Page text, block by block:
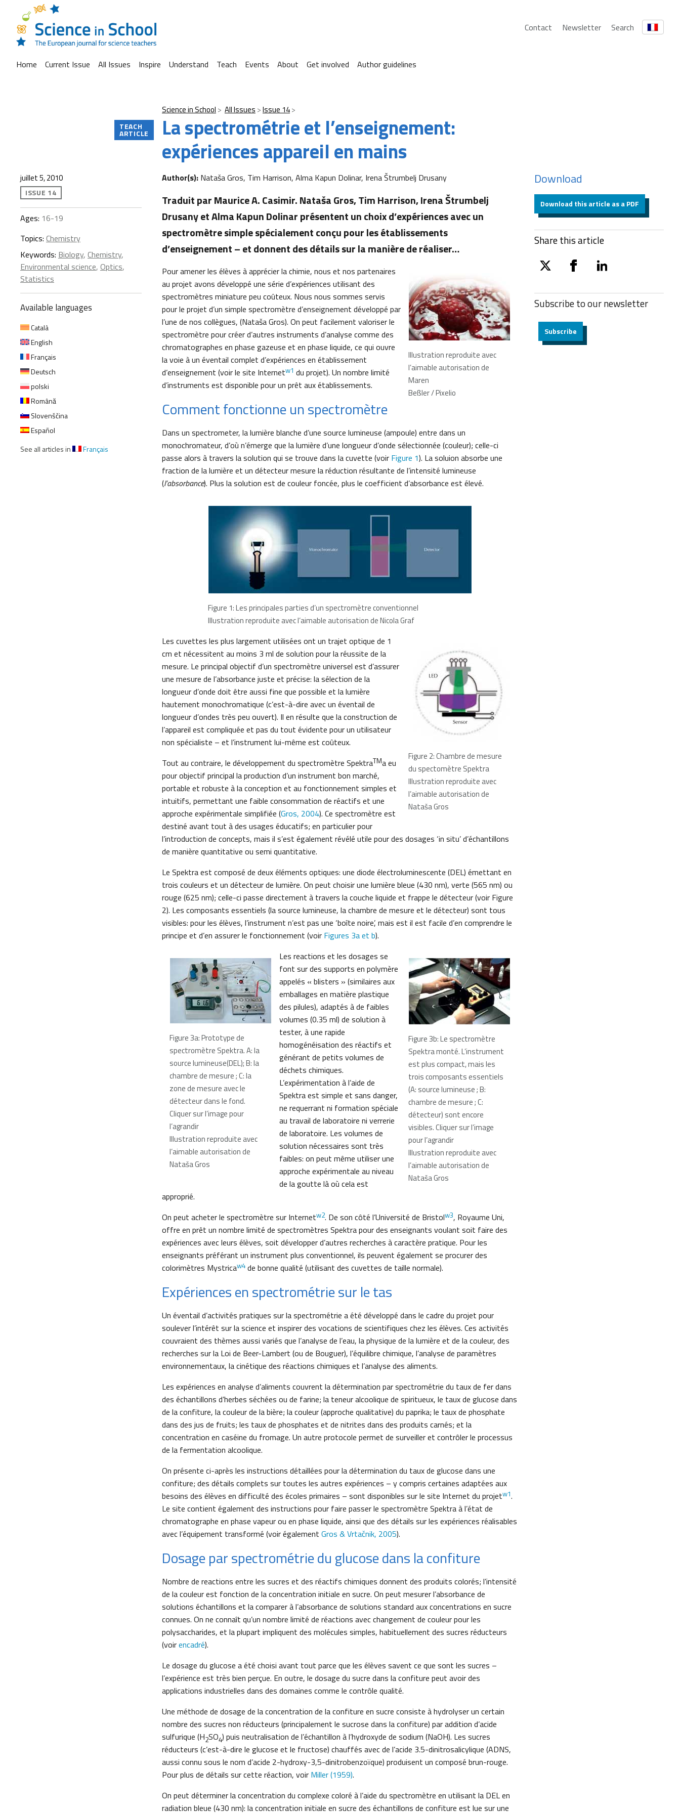
Contact Newsletter Search
Home Current Issue All Issues Inspire Understand Teach Events About Get involved Author guidelines
Science in School All Issues Issue 14
La spectrométrie et l’enseignement:
expériences appareil en mains
TEACH
ARTICLE
juillet 5, 2010
ISSUE 14
Ages: 16-19
Topics: Chemistry
Keywords: Biology, Chemistry,
Environmental science, Optics,
Statistics
Available languages
Català
English
Français
Deutsch
polski
Română
Slovenščina
Español
See all articles in
Français
Author(s): Nataša Gros, Tim Harrison, Alma Kapun Dolinar, Irena Štrumbelj Drusany
Traduit par Maurice A. Casimir. Nataša Gros, Tim Harrison, Irena Štrumbelj
Drusany et Alma Kapun Dolinar présentent un choix d’expériences avec un
spectromètre simple spécialement conçu pour les établissements
d’enseignement – et donnent des détails sur la manière de réaliser…
Illustration reproduite avec
l’aimable autorisation de
Maren
Beßler / Pixelio
Pour amener les élèves à apprécier la chimie, nous et nos partenaires
au projet avons développé une série d’expériences utilisant des
spectromètres miniature peu coûteux. Nous nous sommes servis
pour le projet d’un simple spectromètre d’enseignement développé par
l’une de nos collègues, (Nataša Gros). On peut facilement valoriser le
spectromètre pour créer d’autres instruments d’analyse comme des
chromatographes en phase gazeuse et en phase liquide, ce qui ouvre
la voie à un éventail complet d’expériences en établissement
d’enseignement (voir le site Internetw1 du projet). Un nombre limité
d’instruments est disponible pour un prêt aux établissements.
Comment fonctionne un spectromètre
Dans un spectrometer, la lumière blanche d’une source lumineuse (ampoule) entre dans un
monochromateur, d’où n’émerge que la lumière d’une longueur d’onde sélectionnée (couleur); celle-ci
passe alors à travers la solution qui se trouve dans la cuvette (voir Figure 1). La soluion absorbe une
fraction de la lumière et un détecteur mesure la réduction résultante de l’intensité lumineuse
(l’absorbance). Plus la solution est de couleur foncée, plus le coefficient d’absorbance est élevé.
Figure 1: Les principales parties d’un spectromètre conventionnel
Illustration reproduite avec l’aimable autorisation de Nicola Graf
Figure 2: Chambre de mesure
du spectomètre Spektra
Illustration reproduite avec
l’aimable autorisation de
Nataša Gros
Les cuvettes les plus largement utilisées ont un trajet optique de 1
cm et nécessitent au moins 3 ml de solution pour la réussite de la
mesure. Le principal objectif d’un spectromètre universel est d’assurer
une mesure de l’absorbance juste et précise: la sélection de la
longueur d’onde doit être aussi fine que possible et la lumière
hautement monochromatique (c’est-à-dire avec un éventail de
longueur d’ondes très peu ouvert). Il en résulte que la construction de
l’appareil est compliquée et pas du tout évidente pour un utilisateur
non spécialiste – et l’instrument lui-même est coûteux.
Tout au contraire, le développement du spectromètre SpektraTMa eu
pour objectif principal la production d’un instrument bon marché,
portable et robuste à la conception et au fonctionnement simples et
intuitifs, permettant une faible consommation de réactifs et une
approche expérimentale simplifiée (Gros, 2004). Ce spectromètre est
destiné avant tout à des usages éducatifs; en particulier pour
l’introduction de concepts, mais il s’est également révélé utile pour des dosages ‘in situ’ d’échantillons
de manière quantitative ou semi quantitative.
Le Spektra est composé de deux éléments optiques: une diode électroluminescente (DEL) émettant en
trois couleurs et un détecteur de lumière. On peut choisir une lumière bleue (430 nm), verte (565 nm) ou
rouge (625 nm); celle-ci passe directement à travers la couche liquide et frappe le détecteur (voir Figure
2). Les composants essentiels (la source lumineuse, la chambre de mesure et le détecteur) sont tous
visibles: pour les élèves, l’instrument n’est pas une ‘boîte noire’, mais est il est facile d’en comprendre le
principe et d’en assurer le fonctionnement (voir Figures 3a et b).
Figure 3a: Prototype de
spectromètre Spektra. A: la
source lumineuse(DEL); B: la
chambre de mesure ; C: la
zone de mesure avec le
détecteur dans le fond.
Cliquer sur l’image pour
l’agrandir
Illustration reproduite avec
l’aimable autorisation de
Nataša Gros
Figure 3b: Le spectromètre
Spektra monté. L’instrument
est plus compact, mais les
trois composants essentiels
(A: source lumineuse ; B:
chambre de mesure ; C:
détecteur) sont encore
visibles. Cliquer sur l’image
pour l’agrandir
Illustration reproduite avec
l’aimable autorisation de
Nataša Gros
Les reactions et les dosages se
font sur des supports en polymère
appelés « blisters » (similaires aux
emballages en matière plastique
des pilules), adaptés à de faibles
volumes (0.35 ml) de solution à
tester, à une rapide
homogénéisation des réactifs et
générant de petits volumes de
déchets chimiques.
L’expérimentation à l’aide de
Spektra est simple et sans danger,
ne requerrant ni formation spéciale
au travail de laboratoire ni verrerie
de laboratoire. Les volumes de
solution nécessaires sont très
faibles: on peut même utiliser une
approche expérimentale au niveau
de la goutte là où cela est
approprié.
On peut acheter le spectromètre sur Internetw2. De son côté l’Université de Bristolw3, Royaume Uni,
offre en prêt un nombre limité de spectromètres Spektra pour des enseignants voulant soit faire des
expériences avec leurs élèves, soit développer d’autres recherches à caractère pratique. Pour les
enseignants préférant un instrument plus conventionnel, ils peuvent également se procurer des
colorimètres Mystricaw4 de bonne qualité (utilisant des cuvettes de taille normale).
Expériences en spectrométrie sur le tas
Un éventail d’activités pratiques sur la spectrométrie a été développé dans le cadre du projet pour
soulever l’intérêt sur la science et inspirer des vocations de scientifiques chez les élèves. Ces activités
couvraient des thèmes aussi variés que l’analyse de l’eau, la physique de la lumière et de la couleur, des
recherches sur la Loi de Beer-Lambert (ou de Bouguer), l’équilibre chimique, l’analyse de paramètres
environnementaux, la cinétique des réactions chimiques et l’analyse des aliments.
Les expériences en analyse d’aliments couvrent la détermination par spectrométrie du taux de fer dans
des échantillons d’herbes séchées ou de farine; la teneur alcoolique de spiritueux, le taux de glucose dans
de la confiture, la couleur de la bière; la couleur (approche qualitative) du paprika; le taux de phosphate
dans des jus de fruits; les taux de phosphates et de nitrites dans des produits carnés; et la
concentration en caséine du fromage. Un autre protocole permet de surveiller et contrôler le processus
de la fermentation alcoolique.
On présente ci-après les instructions détaillées pour la détermination du taux de glucose dans une
confiture; des détails complets sur toutes les autres expériences – y compris certaines adaptées aux
besoins des élèves en difficulté des écoles primaires – sont disponibles sur le site Internet du projetw1.
Le site contient également des instructions pour faire passer le spectromètre Spektra à l’état de
chromatographe en phase vapeur ou en phase liquide, ainsi que des détails sur les expériences réalisables
avec l’équipement transformé (voir également Gros & Vrtačnik, 2005).
Dosage par spectrométrie du glucose dans la confiture
Nombre de reactions entre les sucres et des réactifs chimiques donnent des produits colorés; l’intensité
de la couleur est fonction de la concentration initiale en sucre. On peut mesurer l’absorbance de
solutions échantillons et la comparer à l’absorbance de solutions standard aux concentrations en sucre
connues. On ne connaît qu’un nombre limité de réactions avec changement de couleur pour les
polysaccharides, et la plupart impliquent des molécules simples, habituellement des sucres réducteurs
(voirencadré).
Le dosage du glucose a été choisi avant tout parce que les élèves savent ce que sont les sucres –
l’expérience est très bien perçue. En outre, le dosage du sucre dans la confiture peut avoir des
applications industrielles dans des domaines comme le contrôle qualité.
Une méthode de dosage de la concentration de la confiture en sucre consiste à hydrolyser un certain
nombre des sucres non réducteurs (principalement le sucrose dans la confiture) par addition d’acide
sulfurique (H2SO4) puis neutralisation de l’échantillon à l’hydroxyde de sodium (NaOH). Les sucres
réducteurs (c’est-à-dire le glucose et le fructose) chauffés avec de l’acide 3.5-dinitrosalicylique (ADNS,
aussi connu sous le nom d’acide 2-hydroxy-3,5-dinitrobenzoïque) produisent un composé brun-rouge.
Pour plus de détails sur cette réaction, voir Miller (1959).
On peut déterminer la concentration du complexe coloré à l’aide du spectromètre en utilisant la DEL en
radiation bleue (430 nm): la concentration initiale en sucre des échantillons de confiture est lue sur une
Download
Download this article as a PDF
Share this article
twitter facebooklinkedin
Subscribe to ournewsletter
Subscribe